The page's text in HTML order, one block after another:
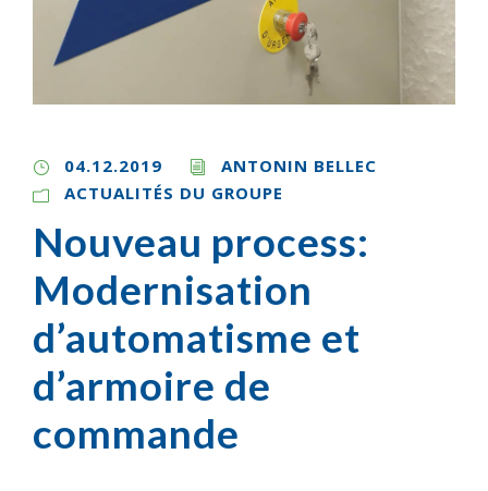
04.12.2019
ANTONIN BELLEC
ACTUALITÉS DU GROUPE
Nouveau process:
Modernisation
d’automatisme et
d’armoire de
commande